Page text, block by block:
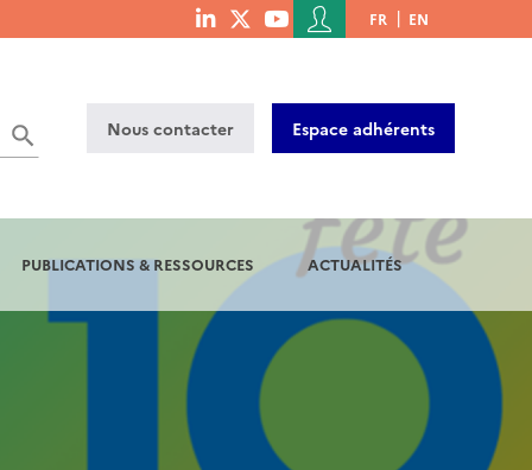
menu
Menu
du
de
l'utilisateur
FR EN
Nous contacter Espace adhérents
PUBLICATIONS & RESSOURCES ACTUALITÉS